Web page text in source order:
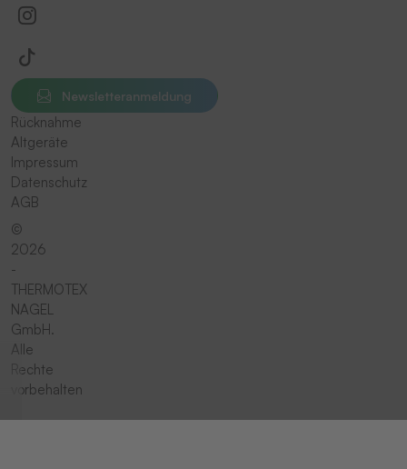
Newsletteranmeldung
Rücknahme
Altgeräte
Impressum
Datenschutz
AGB
©
2026
-
THERMOTEX
NAGEL
GmbH.
Alle
Rechte
vorbehalten